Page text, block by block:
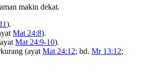
makin dekat.
).
Mat 24:8).
Mat 24:9-10).
(ayat Mat 24:12; bd. Mr 13:12;